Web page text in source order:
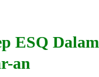
ESQ Dalam
an